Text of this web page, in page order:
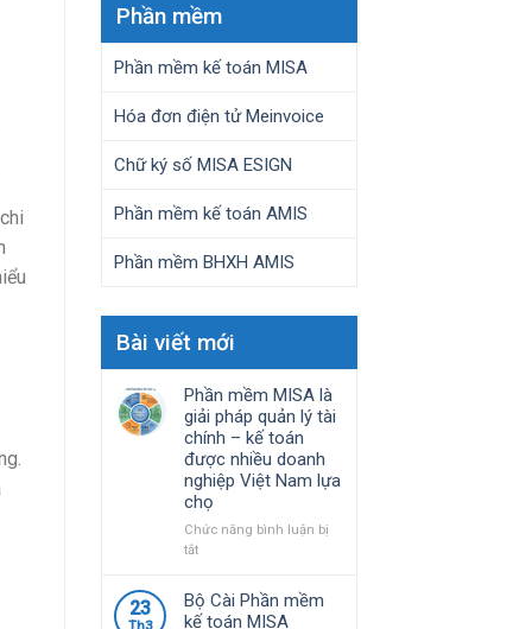
Phần mềm
Phần mềm kế toán MISA
Hóa đơn điện tử Meinvoice
Chữ ký số MISA ESIGN
Phần mềm kế toán AMIS
Phần mềm BHXH AMIS
Bài viết mới
Phần mềm MISA là
giải pháp quản lý tài
chính – kế toán
được nhiều doanh
nghiệp Việt Nam lựa
chọ
Chức năng bình luận bị
tắtở
mềm
MISA
23
Bộ Cài Phần mềm
kế toán MISA